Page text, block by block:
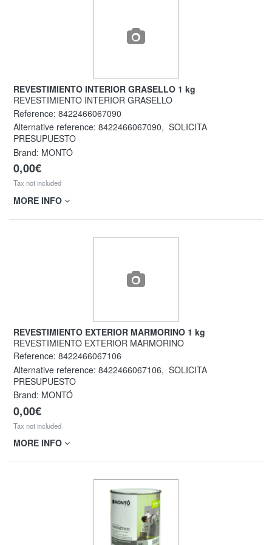
REVESTIMIENTO INTERIOR GRASELLO 1 kg
REVESTIMIENTO INTERIOR GRASELLO
Reference: 8422466067090
Alternative reference: 8422466067090, SOLICITA
PRESUPUESTO
Brand: MONTÓ
0,00€
Tax not included
MORE INFO
REVESTIMIENTO EXTERIOR MARMORINO 1 kg
REVESTIMIENTO EXTERIOR MARMORINO
Reference: 8422466067106
Alternative reference: 8422466067106, SOLICITA
PRESUPUESTO
Brand: MONTÓ
0,00€
Tax not included
MORE INFO